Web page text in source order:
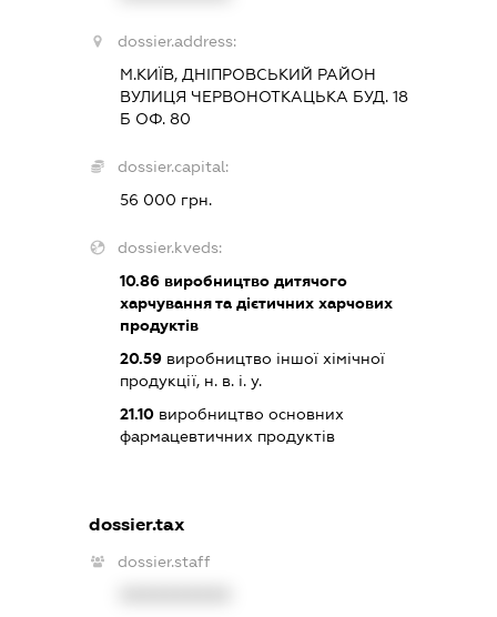
dossier.address:
М.КИЇВ, ДНІПРОВСЬКИЙ РАЙОН
ВУЛИЦЯ ЧЕРВОНОТКАЦЬКА БУД. 18
Б ОФ. 80
dossier.capital:
56 000 грн.
dossier.kveds:
10.86виробництво дитячого
харчування та дієтичних харчових
продуктів
20.59виробництво іншої хімічної
продукції, н. в. і. у.
21.10виробництво основних
фармацевтичних продуктів
dossier.tax
dossier.staff